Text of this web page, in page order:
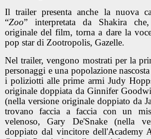
Il trailer presenta anche la nuova
“Zoo” interpretata da Shakira
originale del film, torna a dare la
pop star di Zootropolis, Gazelle.
Nel trailer, vengono mostrati per la
personaggi e una popolazione
i poliziotti alle prime armi Judy
originale doppiata da Ginnifer
(nella versione originale doppiato da
trovano faccia a faccia con un
velenoso, Gary De'Snake (nella
doppiato dal vincitore dell'Academy